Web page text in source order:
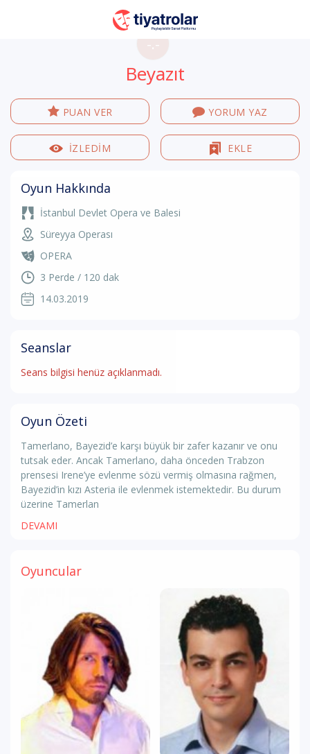
-.-
Beyazıt
PUAN VER YORUM YAZ
İZLEDİM EKLE
Oyun Hakkında
İstanbul Devlet Opera ve Balesi
Süreyya Operası
OPERA
3 Perde / 120 dak
14.03.2019
Seanslar
Seans bilgisi henüz açıklanmadı.
Oyun Özeti
Tamerlano, Bayezid’e karşı büyük bir zafer kazanır ve onu
tutsak eder. Ancak Tamerlano, daha önceden Trabzon
prensesi Irene’ye evlenme sözü vermiş olmasına rağmen,
Bayezid’in kızı Asteria ile evlenmek istemektedir. Bu durum
üzerine Tamerlan
DEVAMI
Oyuncular